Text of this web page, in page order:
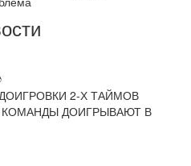
2-Х ТАЙМОВ
КОМАНДЫ ДОИГРЫВАЮТ В